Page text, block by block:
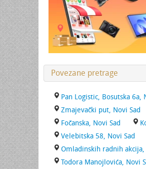
Povezane pretrage
Pan Logistic, Bosutska 6a,
Zmajevački put, Novi Sad
Fočanska, Novi Sad
Velebitska 58, Novi Sad
Omladinskih radnih akcija,
Todora Manojlovića, Novi